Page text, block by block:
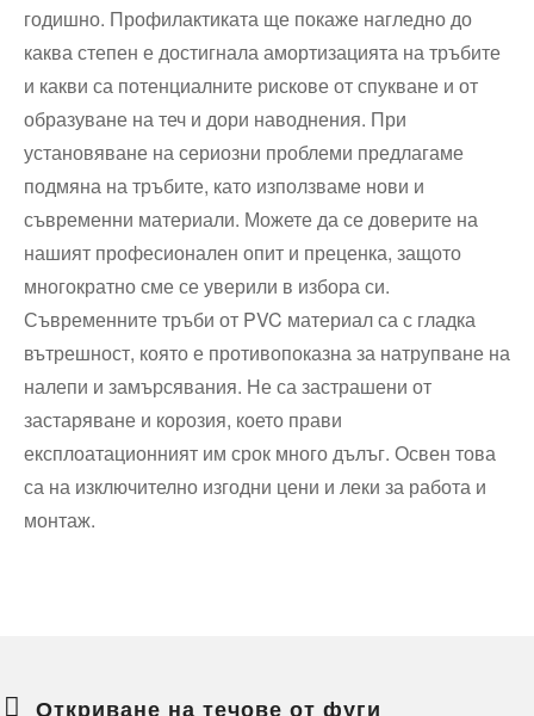
годишно. Профилактиката ще покаже нагледно до
каква степен е достигнала амортизацията на тръбите
и какви са потенциалните рискове от спукване и от
образуване на теч и дори наводнения. При
установяване на сериозни проблеми предлагаме
подмяна на тръбите, като използваме нови и
съвременни материали. Можете да се доверите на
нашият професионален опит и преценка, защото
многократно сме се уверили в избора си.
Съвременните тръби от PVC материал са с гладка
вътрешност, която е противопоказна за натрупване на
налепи и замърсявания. Не са застрашени от
застаряване и корозия, което прави
експлоатационният им срок много дълъг. Освен това
са на изключително изгодни цени и леки за работа и
монтаж.
Откриване на течове от фуги